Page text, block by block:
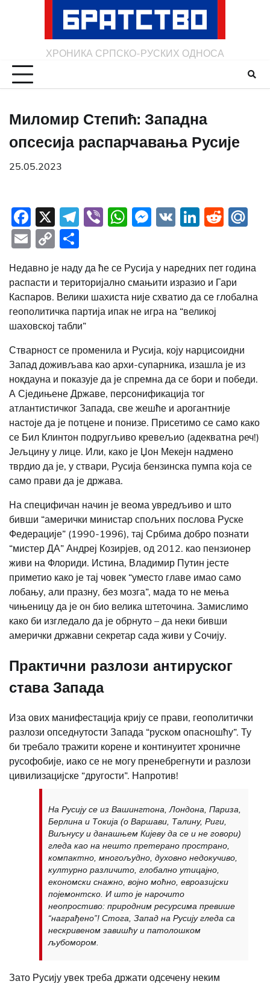
ХРОНИКА СРПСКО-РУСКИХ ОДНОСА
Миломир Степић: Западна
опсесија распарчавања Русије
25.05.2023
Facebook
X Telegram
ViberWhatsApp
Messenger
VK
Email
Copy
Недавно је наду да ће се Русија у наредних пет година
распасти и територијално смањити изразио и Гари
Каспаров. Велики шахиста није схватио да се глобална
геополитичка партија ипак не игра на “великој
шаховској табли”
Стварност се променила и Русија, коју нарцисоидни
Запад доживљава као архи-супарника, изашла је из
нокдауна и показује да је спремна да се бори и победи.
А Сједињене Државе, персонификација тог
атлантистичког Запада, све жешће и арогантније
настоје да је потцене и понизе. Присетимо се само како
се Бил Клинтон подругљиво кревељио (адекватна реч!)
Јељцину у лице. Или, како је Џон Мекејн надмено
тврдио да је, у ствари, Русија бензинска пумпа која се
само прави да је држава.
На специфичан начин је веома увредљиво и што
бивши “амерички министар спољних послова Руске
Федерације” (1990-1996), тај Србима добро познати
“мистер ДА” Андреј Козирјев, од 2012. као пензионер
живи на Флориди. Истина, Владимир Путин јесте
приметио како је тај човек “уместо главе имао само
лобању, али празну, без мозга”, мада то не мења
чињеницу да је он био велика штеточина. Замислимо
како би изгледало да је обрнуто – да неки бивши
амерички државни секретар сада живи у Сочију.
Практични разлози антируског
става Запада
Иза ових манифестација крију се прави, геополитички
разлози опседнутости Запада “руском опасношћу”. Ту
би требало тражити корене и континуитет хроничне
русофобије, иако се не могу пренебрегнути и разлози
цивилизацијске “другости”. Напротив!
На Русију се из Вашингтона, Лондона, Париза,
Берлина и Токија (о Варшави, Талину, Риги,
Виљнусу и данашњем Кијеву да се и не говори)
гледа као на нешто претерано пространо,
компактно, многољудно, духовно недокучиво,
културно различито, глобално утицајно,
економски снажно, војно моћно, евроазијски
појемонтско. И што је нарочито
неопростиво: природним ресурсима превише
“награђено”! Стога, Запад на Русију гледа са
нескривеном завишћу и патолошком
љубомором.
Зато Русију увек треба држати одсечену неким